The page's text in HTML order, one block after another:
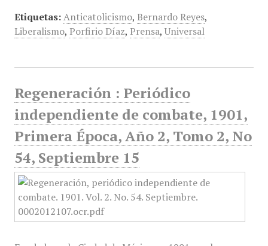
Etiquetas: Anticatolicismo, Bernardo Reyes,
Liberalismo, Porfirio Díaz, Prensa, Universal
Regeneración : Periódico
independiente de combate, 1901,
Primera Época, Año 2, Tomo 2, No
54, Septiembre 15